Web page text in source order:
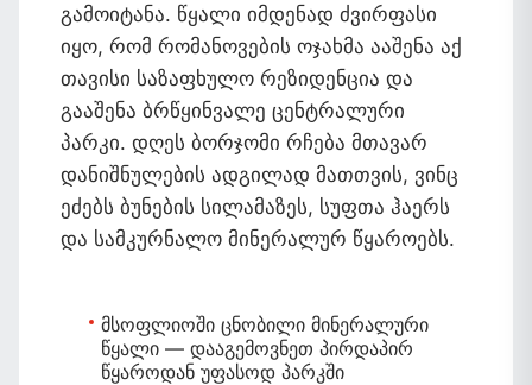
გამოიტანა. წყალი იმდენად ძვირფასი
იყო, რომ რომანოვების ოჯახმა ააშენა აქ
თავისი საზაფხულო რეზიდენცია და
გააშენა ბრწყინვალე ცენტრალური
პარკი. დღეს ბორჯომი რჩება მთავარ
დანიშნულების ადგილად მათთვის, ვინც
ეძებს ბუნების სილამაზეს, სუფთა ჰაერს
და სამკურნალო მინერალურ წყაროებს.
მსოფლიოში ცნობილი მინერალური
წყალი — დააგემოვნეთ პირდაპირ
წყაროდან უფასოდ პარკში